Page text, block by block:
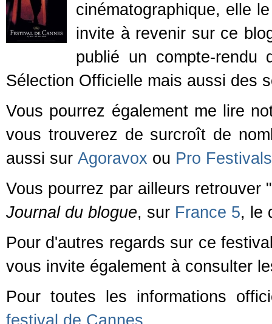
cinématographique, elle
invite à revenir sur ce
publié un compte-rendu
Sélection Officielle mais aussi des
Vous pourrez également me lire
vous trouverez de surcroît de
aussi sur Agoravox ou Pro
Vous pourrez par ailleurs
Journal du blogue, sur France 5, le
Pour d'autres regards sur ce
vous invite également à consulter
Pour toutes les informations
festival de Cannes.